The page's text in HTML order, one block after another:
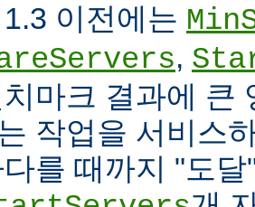
이전에는
,
치마크 결과에 큰
작업을 서비스
를 때까지 "도